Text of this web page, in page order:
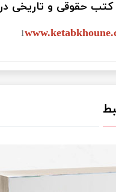
حقوقی و تاریخی در
1